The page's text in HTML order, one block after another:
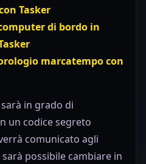
Tasker
di bordo in
marcatempo con
in grado di
un codice segreto
comunicato agli
possibile cambiare in